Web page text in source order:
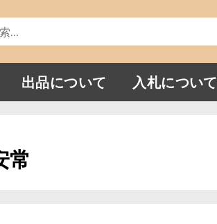
出品について 入札について
常